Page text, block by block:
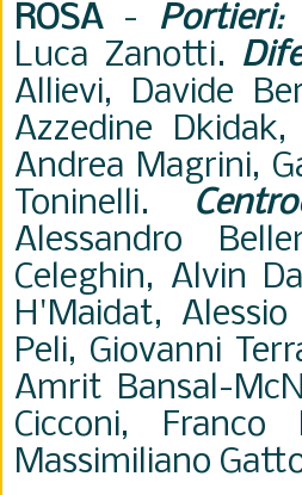
ROSA- Portieri:
Luca Zanotti.
Allievi, Davide
Azzedine
Andrea Magrini,
Toninelli.
Alessandro
Celeghin, Alvin
H'Maidat,
Peli, Giovanni
Amrit Bansal-
Cicconi, Franco
Massimiliano